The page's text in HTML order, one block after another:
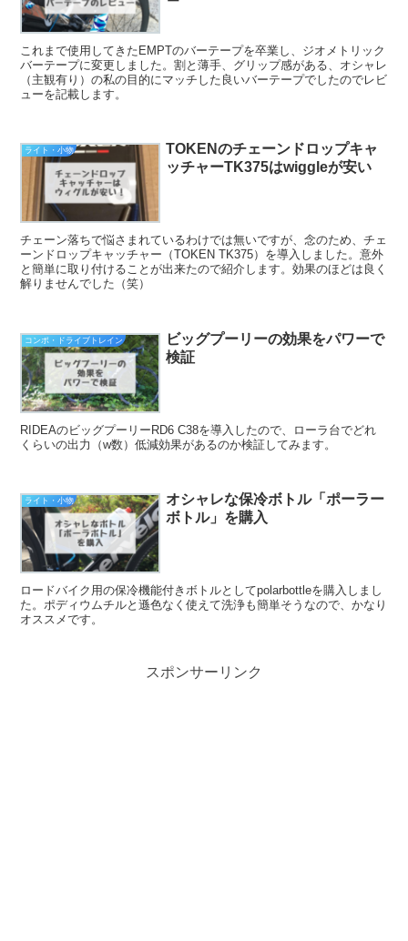
これまで使用してきたEMPTのバーテープを卒業し、ジオメトリック
バーテープに変更しました。割と薄手、グリップ感がある、オシャレ
（主観有り）の私の目的にマッチした良いバーテープでしたのでレビ
ューを記載します。
ライト・小物
TOKENのチェーンドロップキャ
ッチャーTK375はwiggleが安い
チェーン落ちで悩さまれているわけでは無いですが、念のため、チェ
ーンドロップキャッチャー（TOKEN TK375）を導入しました。意外
と簡単に取り付けることが出来たので紹介します。効果のほどは良く
解りませんでした（笑）
コンポ・ドライブトレイン
ビッグプーリーの効果をパワーで
検証
RIDEAのビッグプーリーRD6 C38を導入したので、ローラ台でどれ
くらいの出力（w数）低減効果があるのか検証してみます。
ライト・小物
オシャレな保冷ボトル「ポーラー
ボトル」を購入
ロードバイク用の保冷機能付きボトルとしてpolarbottleを購入しまし
た。ポディウムチルと遜色なく使えて洗浄も簡単そうなので、かなり
オススメです。
スポンサーリンク